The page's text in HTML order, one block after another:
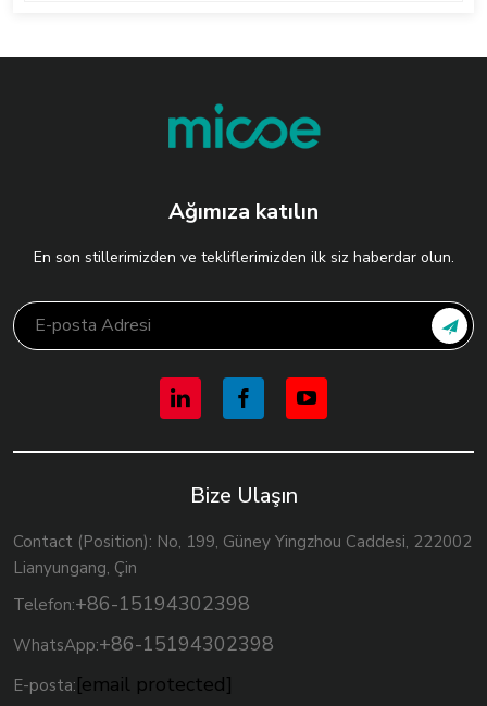
Ağımıza katılın
En son stillerimizden ve tekliflerimizden ilk siz haberdar olun.
Bize Ulaşın
Contact (Position): No, 199, Güney Yingzhou Caddesi, 222002
Lianyungang, Çin
Telefon:+86-15194302398
WhatsApp:+86-15194302398
E-posta:[email protected]